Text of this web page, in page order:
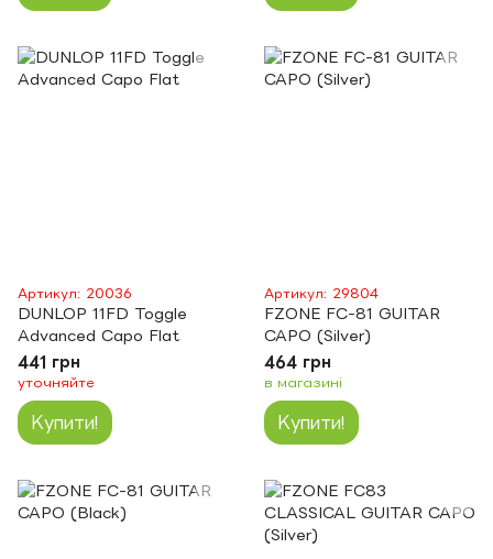
Артикул: 20036
DUNLOP 11FD Toggle
Advanced Capo Flat
441 грн
уточняйте
Купити!
Артикул: 29804
FZONE FC-81 GUITAR
CAPO (Silver)
464 грн
в магазині
Купити!